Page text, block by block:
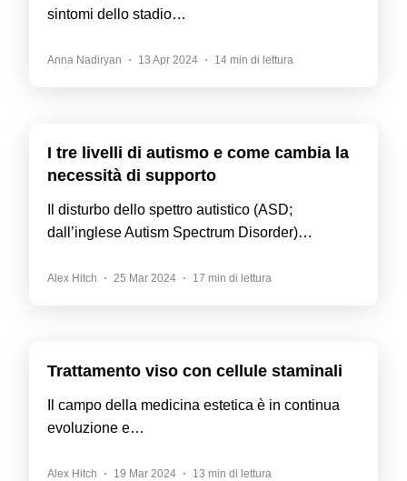
sintomi dello stadio…
Anna Nadiryan 13 Apr 2024 14 min di lettura
I tre livelli di autismo e come cambia la
necessità di supporto
Il disturbo dello spettro autistico (ASD;
dall’inglese Autism Spectrum Disorder)…
Alex Hitch 25 Mar 2024 17 min di lettura
Trattamento viso con cellule staminali
Il campo della medicina estetica è in continua
evoluzione e…
Alex Hitch 19 Mar 2024 13 min di lettura